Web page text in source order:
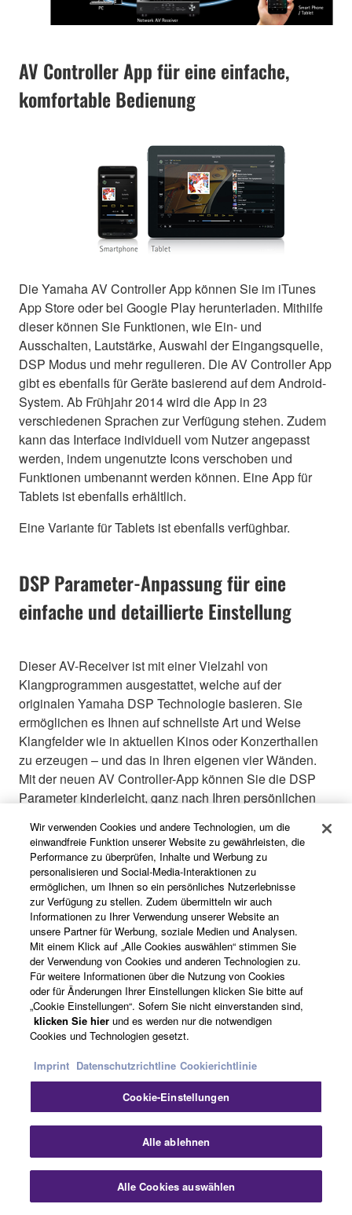
AV Controller App für eine einfache,
komfortable Bedienung
Die Yamaha AV Controller App können Sie im iTunes
App Store oder bei Google Play herunterladen. Mithilfe
dieser können Sie Funktionen, wie Ein- und
Ausschalten, Lautstärke, Auswahl der Eingangsquelle,
DSP Modus und mehr regulieren. Die AV Controller App
gibt es ebenfalls für Geräte basierend auf dem Android-
System. Ab Frühjahr 2014 wird die App in 23
verschiedenen Sprachen zur Verfügung stehen. Zudem
kann das Interface individuell vom Nutzer angepasst
werden, indem ungenutzte Icons verschoben und
Funktionen umbenannt werden können. Eine App für
Tablets ist ebenfalls erhältlich.
Eine Variante für Tablets ist ebenfalls verfüghbar.
DSP Parameter-Anpassung für eine
einfache und detaillierte Einstellung
Dieser AV-Receiver ist mit einer Vielzahl von
Klangprogrammen ausgestattet, welche auf der
originalen Yamaha DSP Technologie basieren. Sie
ermöglichen es Ihnen auf schnellste Art und Weise
Klangfelder wie in aktuellen Kinos oder Konzerthallen
zu erzeugen – und das in Ihren eigenen vier Wänden.
Mit der neuen AV Controller-App können Sie die DSP
Parameter kinderleicht, ganz nach Ihren persönlichen
zwei verschiedene Modi: den Basis- und den
erweiterten Modus, in denen Sie die verschiedenen
Funktionen zur optimalen Einstellung finden.
Intuitive Einrichtung mit Ihrem
Smartphone oder Tablet
Wir verwenden Cookies und andere Technologien, um die
einwandfreie Funktion unserer Website zu gewährleisten, die
Performance zu überprüfen, Inhalte und Werbung zu
personalisieren und Social-Media-Interaktionen zu
ermöglichen, um Ihnen so ein persönliches Nutzerlebnisse
zur Verfügung zu stellen. Zudem übermitteln wir auch
Informationen zu Ihrer Verwendung unserer Website an
unsere Partner für Werbung, soziale Medien und Analysen.
Mit einem Klick auf „Alle Cookies auswählen“ stimmen Sie
der Verwendung von Cookies und anderen Technologien zu.
Für weitere Informationen über die Nutzung von Cookies
oder für Änderungen Ihrer Einstellungen klicken Sie bitte auf
„Cookie Einstellungen“. Sofern Sie nicht einverstanden sind,
klicken Sie hier und es werden nur die notwendigen
Cookies und Technologien gesetzt.
Imprint Datenschutzrichtline Cookierichtlinie
Cookie-Einstellungen
Alle ablehnen
Alle Cookies auswählen